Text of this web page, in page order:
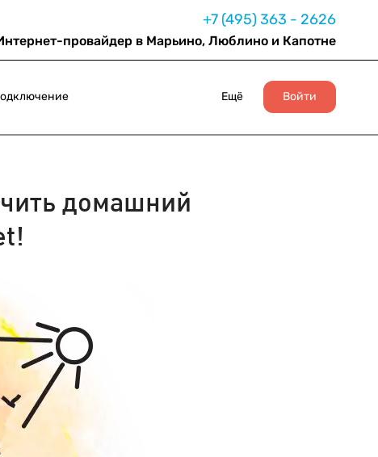
+7 (495) 363 - 2626
провайдер в Марьино, Люблино и Капотне
Ещё Войти
домашний